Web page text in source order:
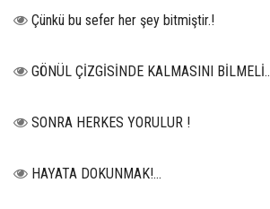
Çünkü bu sefer her şey bitmiştir.!
GÖNÜL ÇİZGİSİNDE KALMASINI BİLMELİ..
SONRA HERKES YORULUR !
HAYATA DOKUNMAK!...